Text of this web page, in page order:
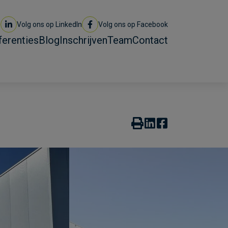
Volg ons op LinkedIn Volg ons op Facebook
BlogInschrijvenTeamContact